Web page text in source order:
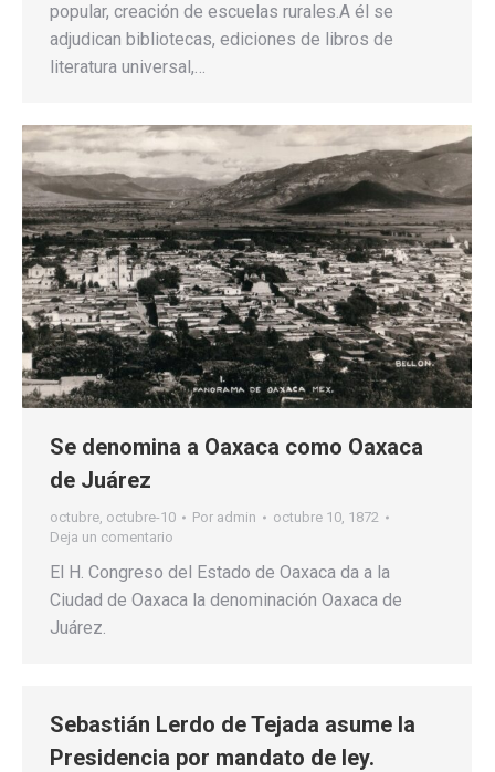
popular, creación de escuelas rurales.A él se
adjudican bibliotecas, ediciones de libros de
literatura universal,…
Se denomina a Oaxaca como Oaxaca
de Juárez
octubre, octubre-10 Por admin
octubre 10, 1872
Deja un comentario
El H. Congreso del Estado de Oaxaca da a la
Ciudad de Oaxaca la denominación Oaxaca de
Juárez.
Sebastián Lerdo de Tejada asume la
Presidencia por mandato de ley.